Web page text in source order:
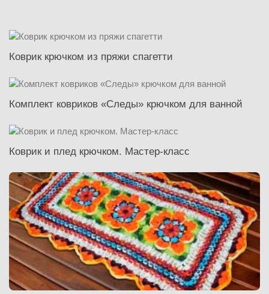
Коврик крючком из пряжи спагетти
Комплект ковриков «Следы» крючком для ванной
Коврик и плед крючком. Мастер-класс